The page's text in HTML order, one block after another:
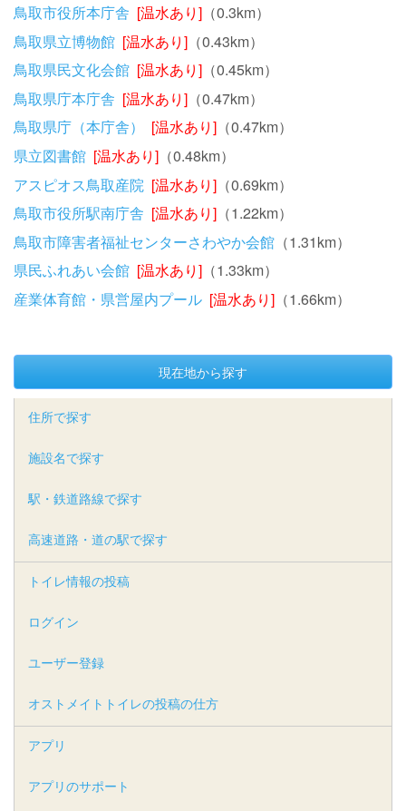
鳥取市役所本庁舎 [温水あり] （0.3km）
鳥取県立博物館 [温水あり] （0.43km）
鳥取県民文化会館 [温水あり] （0.45km）
鳥取県庁本庁舎 [温水あり] （0.47km）
鳥取県庁（本庁舎）
[温水あり] （0.47km）
県立図書館 [温水あり] （0.48km）
アスピオス鳥取産院 [温水あり] （0.69km）
鳥取市役所駅南庁舎 [温水あり] （1.22km）
鳥取市障害者福祉センターさわやか会館 （1.31km）
県民ふれあい会館 [温水あり] （1.33km）
産業体育館・県営屋内プール [温水あり] （1.66km）
現在地から探す
住所で探す
施設名で探す
駅・鉄道路線で探す
高速道路・道の駅で探す
トイレ情報の投稿
ログイン
ユーザー登録
オストメイトトイレの投稿の仕方
アプリ
アプリのサポート